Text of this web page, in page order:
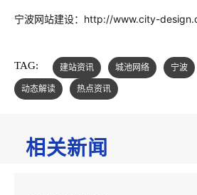
宁波网站建设： http://www.city-
TAG: 建站资讯 城池网络 宁波
动态解读
热点资讯
相关新闻